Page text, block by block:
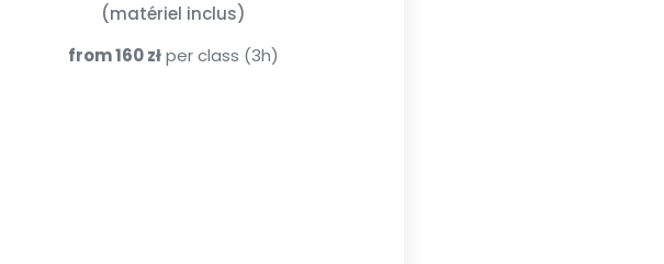
(matériel inclus)
from 160 złper class (3h)